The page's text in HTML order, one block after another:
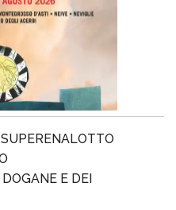
SUPERENALOTTO
E DEI